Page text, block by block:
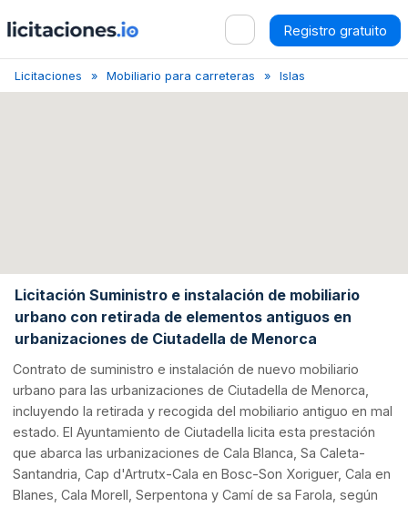
Registro gratuito
Licitaciones Mobiliario para carreteras Islas Baleares
Licitación Suministro e instalación de mobiliario
urbano con retirada de elementos antiguos en
urbanizaciones de Ciutadella de Menorca
Contrato de suministro e instalación de nuevo mobiliario
urbano para las urbanizaciones de Ciutadella de Menorca,
incluyendo la retirada y recogida del mobiliario antiguo en mal
estado. El Ayuntamiento de Ciutadella licita esta prestación
que abarca las urbanizaciones de Cala Blanca, Sa Caleta-
Santandria, Cap d'Artrutx-Cala en Bosc-Son Xoriguer, Cala en
Blanes, Cala Morell, Serpentona y Camí de sa Farola, según